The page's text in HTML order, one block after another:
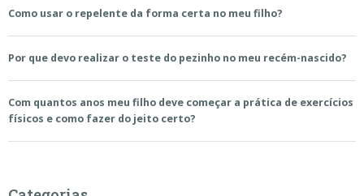
Como usar o repelente da forma certa no meu filho?
Por que devo realizar o teste do pezinho no meu recém-nascido?
Com quantos anos meu filho deve começar a prática de exercícios
físicos e como fazer do jeito certo?